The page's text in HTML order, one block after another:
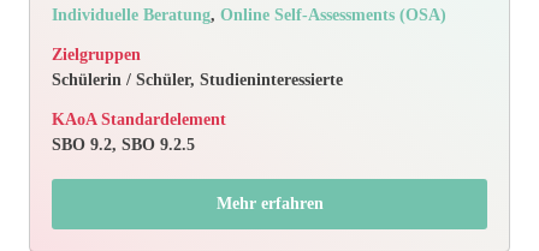
Individuelle Beratung, Online Self-Assessments (OSA)
Zielgruppen
Schülerin / Schüler, Studieninteressierte
KAoA Standardelement
SBO 9.2, SBO 9.2.5
Mehr erfahren